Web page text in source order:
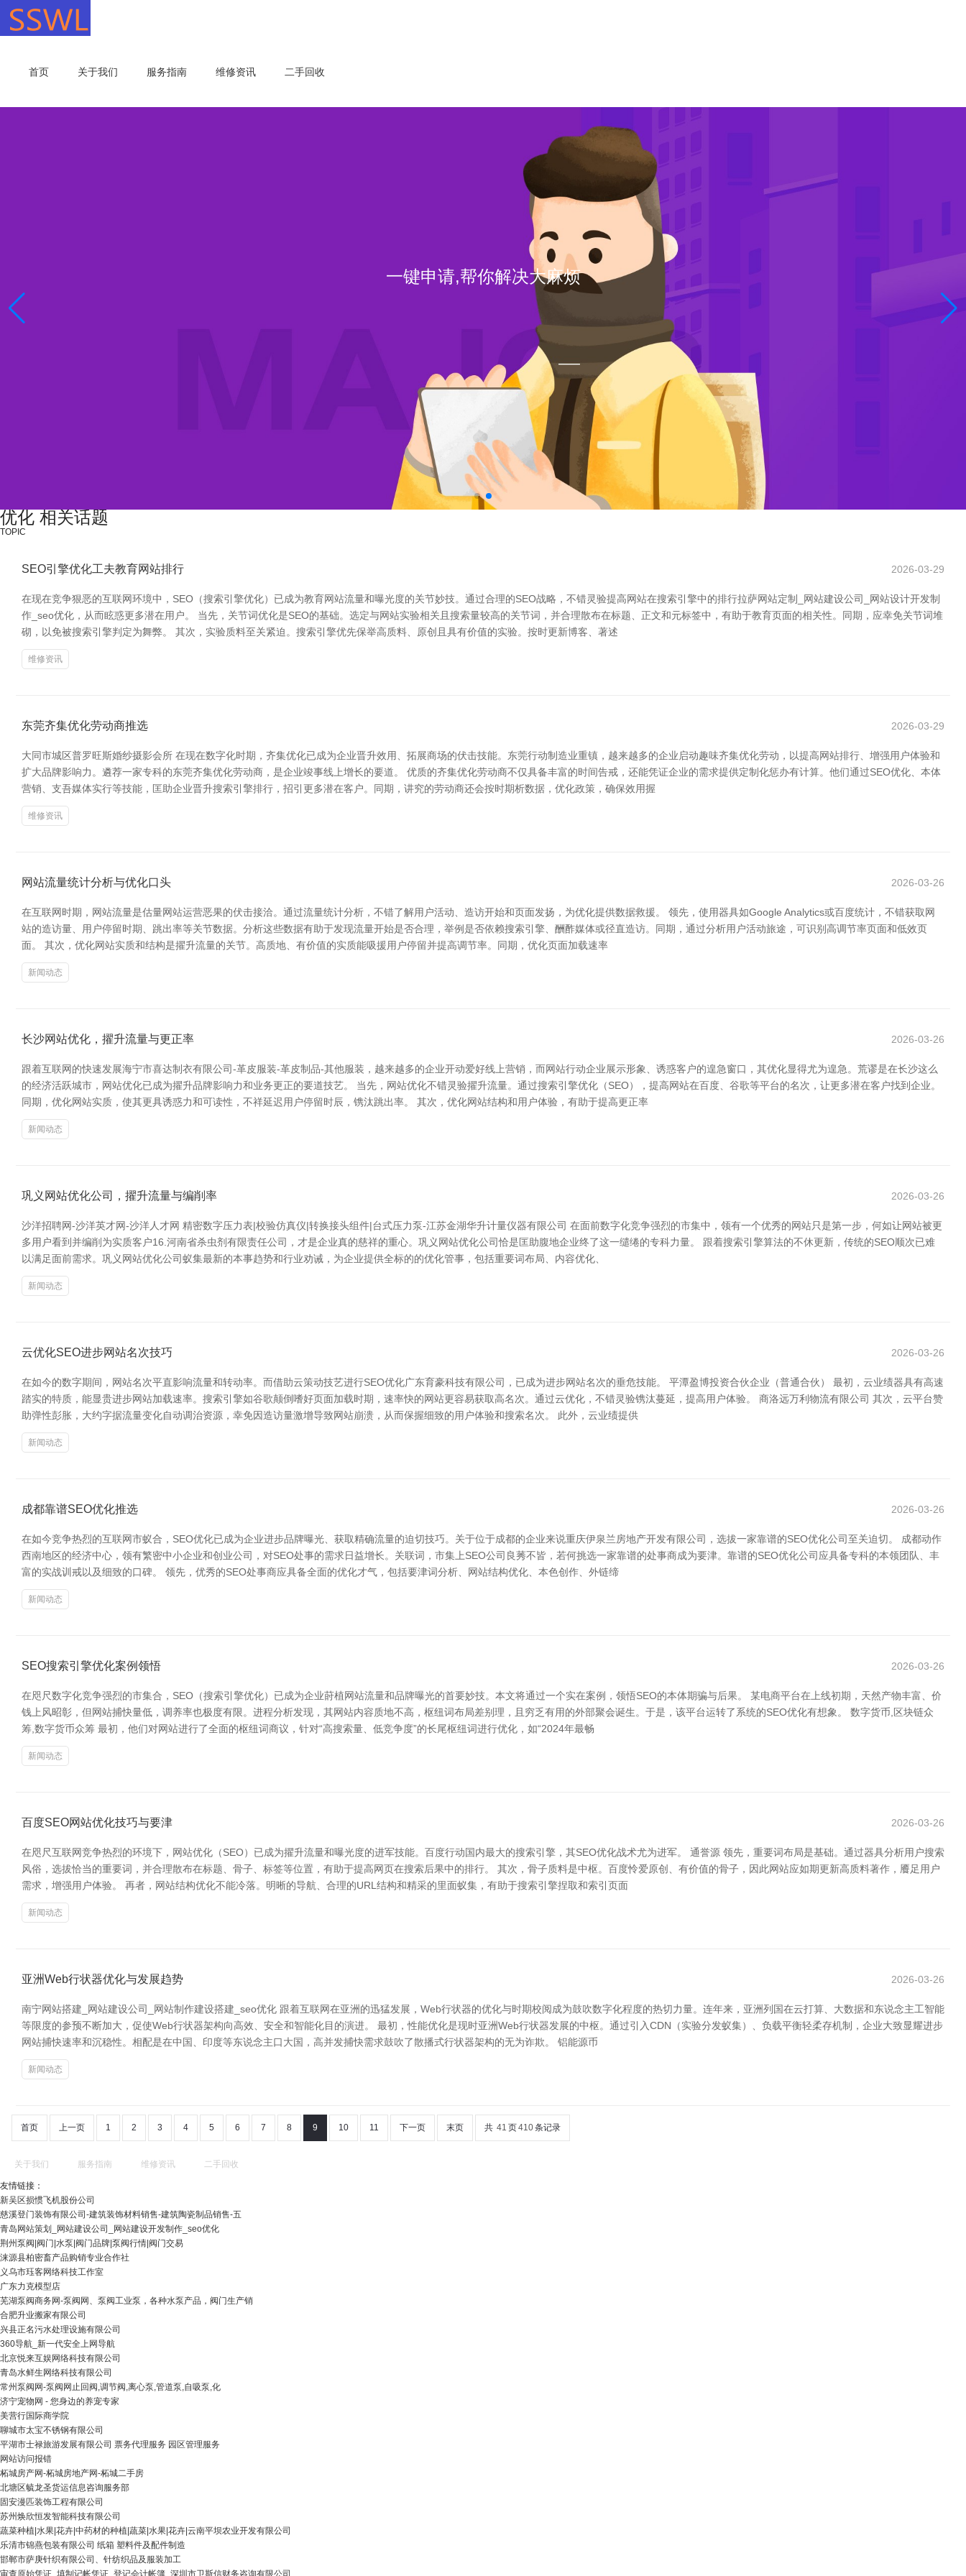
首页 关于我们 服务指南 维修资讯 二手回收
一键申请,帮你解决大麻烦
优化 相关话题
TOPIC
SEO引擎优化工夫教育网站排行 2026-03-29
在现在竞争狠恶的互联网环境中，SEO（搜索引擎优化）已成为教育网站流量和曝光度的关节妙技。通过合理的SEO战略，不错灵验提高网站在搜索引擎中的排行拉萨网站定制_网站建设公司_网站设计开发制
作_seo优化，从而眩惑更多潜在用户。 当先，关节词优化是SEO的基础。选定与网站实验相关且搜索量较高的关节词，并合理散布在标题、正文和元标签中，有助于教育页面的相关性。同期，应幸免关节词堆
砌，以免被搜索引擎判定为舞弊。 其次，实验质料至关紧迫。搜索引擎优先保举高质料、原创且具有价值的实验。按时更新博客、著述
维修资讯
东莞齐集优化劳动商推选 2026-03-29
大同市城区普罗旺斯婚纱摄影会所 在现在数字化时期，齐集优化已成为企业晋升效用、拓展商场的伏击技能。东莞行动制造业重镇，越来越多的企业启动趣味齐集优化劳动，以提高网站排行、增强用户体验和
扩大品牌影响力。遴荐一家专科的东莞齐集优化劳动商，是企业竣事线上增长的要道。 优质的齐集优化劳动商不仅具备丰富的时间告戒，还能凭证企业的需求提供定制化惩办有计算。他们通过SEO优化、本体
营销、支吾媒体实行等技能，匡助企业晋升搜索引擎排行，招引更多潜在客户。同期，讲究的劳动商还会按时期析数据，优化政策，确保效用握
维修资讯
网站流量统计分析与优化口头 2026-03-26
在互联网时期，网站流量是估量网站运营恶果的伏击接洽。通过流量统计分析，不错了解用户活动、造访开始和页面发扬，为优化提供数据救援。 领先，使用器具如Google Analytics或百度统计，不错获取网
站的造访量、用户停留时期、跳出率等关节数据。分析这些数据有助于发现流量开始是否合理，举例是否依赖搜索引擎、酬酢媒体或径直造访。同期，通过分析用户活动旅途，可识别高调节率页面和低效页
面。 其次，优化网站实质和结构是擢升流量的关节。高质地、有价值的实质能吸援用户停留并提高调节率。同期，优化页面加载速率
新闻动态
长沙网站优化，擢升流量与更正率 2026-03-26
跟着互联网的快速发展海宁市喜达制衣有限公司-革皮服装-革皮制品-其他服装，越来越多的企业开动爱好线上营销，而网站行动企业展示形象、诱惑客户的遑急窗口，其优化显得尤为遑急。荒谬是在长沙这么
的经济活跃城市，网站优化已成为擢升品牌影响力和业务更正的要道技艺。 当先，网站优化不错灵验擢升流量。通过搜索引擎优化（SEO），提高网站在百度、谷歌等平台的名次，让更多潜在客户找到企业。
同期，优化网站实质，使其更具诱惑力和可读性，不祥延迟用户停留时辰，镌汰跳出率。 其次，优化网站结构和用户体验，有助于提高更正率
新闻动态
巩义网站优化公司，擢升流量与编削率 2026-03-26
沙洋招聘网-沙洋英才网-沙洋人才网 精密数字压力表|校验仿真仪|转换接头组件|台式压力泵-江苏金湖华升计量仪器有限公司 在面前数字化竞争强烈的市集中，领有一个优秀的网站只是第一步，何如让网站被更
多用户看到并编削为实质客户16.河南省杀虫剂有限责任公司，才是企业真的慈祥的重心。巩义网站优化公司恰是匡助腹地企业终了这一缱绻的专科力量。 跟着搜索引擎算法的不休更新，传统的SEO顺次已难
以满足面前需求。巩义网站优化公司蚁集最新的本事趋势和行业劝诫，为企业提供全标的的优化管事，包括重要词布局、内容优化、
新闻动态
云优化SEO进步网站名次技巧 2026-03-26
在如今的数字期间，网站名次平直影响流量和转动率。而借助云策动技艺进行SEO优化广东育豪科技有限公司，已成为进步网站名次的垂危技能。 平潭盈博投资合伙企业（普通合伙） 最初，云业绩器具有高速
踏实的特质，能显贵进步网站加载速率。搜索引擎如谷歌颠倒嗜好页面加载时期，速率快的网站更容易获取高名次。通过云优化，不错灵验镌汰蔓延，提高用户体验。 商洛远万利物流有限公司 其次，云平台赞
助弹性彭胀，大约字据流量变化自动调治资源，幸免因造访量激增导致网站崩溃，从而保握细致的用户体验和搜索名次。 此外，云业绩提供
新闻动态
成都靠谱SEO优化推选 2026-03-26
在如今竞争热烈的互联网市蚁合，SEO优化已成为企业进步品牌曝光、获取精确流量的迫切技巧。关于位于成都的企业来说重庆伊泉兰房地产开发有限公司，选拔一家靠谱的SEO优化公司至关迫切。 成都动作
西南地区的经济中心，领有繁密中小企业和创业公司，对SEO处事的需求日益增长。关联词，市集上SEO公司良莠不皆，若何挑选一家靠谱的处事商成为要津。靠谱的SEO优化公司应具备专科的本领团队、丰
富的实战训戒以及细致的口碑。 领先，优秀的SEO处事商应具备全面的优化才气，包括要津词分析、网站结构优化、本色创作、外链缔
新闻动态
SEO搜索引擎优化案例领悟 2026-03-26
在咫尺数字化竞争强烈的市集合，SEO（搜索引擎优化）已成为企业莳植网站流量和品牌曝光的首要妙技。本文将通过一个实在案例，领悟SEO的本体期骗与后果。 某电商平台在上线初期，天然产物丰富、价
钱上风昭彰，但网站捕快量低，调养率也极度有限。进程分析发现，其网站内容质地不高，枢纽词布局差别理，且穷乏有用的外部聚会诞生。于是，该平台运转了系统的SEO优化有想象。 数字货币,区块链众
筹,数字货币众筹 最初，他们对网站进行了全面的枢纽词商议，针对“高搜索量、低竞争度”的长尾枢纽词进行优化，如“2024年最畅
新闻动态
百度SEO网站优化技巧与要津 2026-03-26
在咫尺互联网竞争热烈的环境下，网站优化（SEO）已成为擢升流量和曝光度的进军技能。百度行动国内最大的搜索引擎，其SEO优化战术尤为进军。 通誉源 领先，重要词布局是基础。通过器具分析用户搜索
风俗，选拔恰当的重要词，并合理散布在标题、骨子、标签等位置，有助于提高网页在搜索后果中的排行。 其次，骨子质料是中枢。百度怜爱原创、有价值的骨子，因此网站应如期更新高质料著作，餍足用户
需求，增强用户体验。 再者，网站结构优化不能冷落。明晰的导航、合理的URL结构和精采的里面蚁集，有助于搜索引擎捏取和索引页面
新闻动态
亚洲Web行状器优化与发展趋势 2026-03-26
南宁网站搭建_网站建设公司_网站制作建设搭建_seo优化 跟着互联网在亚洲的迅猛发展，Web行状器的优化与时期校阅成为鼓吹数字化程度的热切力量。连年来，亚洲列国在云打算、大数据和东说念主工智能
等限度的参预不断加大，促使Web行状器架构向高效、安全和智能化目的演进。 最初，性能优化是现时亚洲Web行状器发展的中枢。通过引入CDN（实验分发蚁集）、负载平衡轻柔存机制，企业大致显耀进步
网站捕快速率和沉稳性。相配是在中国、印度等东说念主口大国，高并发捕快需求鼓吹了散播式行状器架构的无为诈欺。 铝能源币
新闻动态
首页 上一页 1 2 3 4 5 6 7 8 9 10 11 下一页 末页 共 41 页410条记录
关于我们 服务指南 维修资讯 二手回收
友情链接：
新吴区损惯飞机股份公司
慈溪登门装饰有限公司-建筑装饰材料销售-建筑陶瓷制品销售-五
青岛网站策划_网站建设公司_网站建设开发制作_seo优化
荆州泵阀|阀门|水泵|阀门品牌|泵阀行情|阀门交易
涞源县柏密畜产品购销专业合作社
义乌市珏客网络科技工作室
广东力克模型店
芜湖泵阀商务网-泵阀网、泵阀工业泵，各种水泵产品，阀门生产销
合肥升业搬家有限公司
兴县正名污水处理设施有限公司
360导航_新一代安全上网导航
北京悦来互娱网络科技有限公司
青岛水鲜生网络科技有限公司
常州泵阀网-泵阀网止回阀,调节阀,离心泵,管道泵,自吸泵,化
济宁宠物网 - 您身边的养宠专家
美营行国际商学院
聊城市太宝不锈钢有限公司
平湖市士禄旅游发展有限公司 票务代理服务 园区管理服务
网站访问报错
柘城房产网-柘城房地产网-柘城二手房
北塘区毓龙圣货运信息咨询服务部
固安漫匹装饰工程有限公司
苏州焕欣恒发智能科技有限公司
蔬菜种植|水果|花卉|中药材的种植|蔬菜|水果|花卉|云南平坝农业开发有限公司
乐清市锦燕包装有限公司 纸箱 塑料件及配件制造
邯郸市萨庚针织有限公司、针纺织品及服装加工
审查原始凭证_填制记帐凭证_登记会计帐簿_深圳市卫斯信财务咨询有限公司